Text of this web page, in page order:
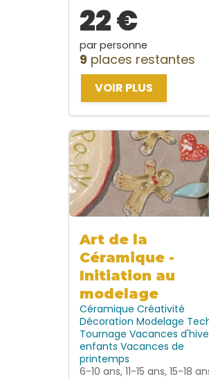
22 €
par personne
9 places restantes
VOIR PLUS
Art de la
Céramique -
Initiation au
modelage
Céramique Créativité
Décoration Modelage
Tournage Vacances
enfants Vacances de
printemps
6-10 ans, 11-15 ans, 15-18